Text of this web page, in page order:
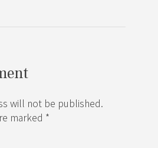
will not be published.
marked *